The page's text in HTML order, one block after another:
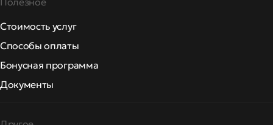
Стоимость услуг
Способы оплаты
Бонусная программа
Документы